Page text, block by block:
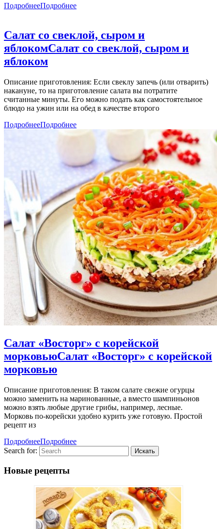
ПодробнееПодробнее
Салат со свеклой, сыром и
яблокомСалат со свеклой, сыром и
яблоком
Описание приготовления: Если свеклу запечь (или отварить)
накануне, то на приготовление салата вы потратите
считанные минуты. Его можно подать как самостоятельное
блюдо на ужин или на обед в качестве второго
ПодробнееПодробнее
Салат «Восторг» с корейской
морковьюСалат «Восторг» с корейской
морковью
Описание приготовления: В таком салате свежие огурцы
можно заменить на маринованные, а вместо шампиньонов
можно взять любые другие грибы, например, лесные.
Морковь по-корейски удобно курить уже готовую. Простой
рецепт из
ПодробнееПодробнее
Search for:
Новые рецепты